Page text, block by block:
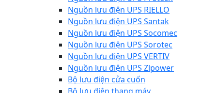
Nguồn lưu điện UPS RIELLO
Nguồn lưu điện UPS Santak
Nguồn lưu điện UPS Socomec
Nguồn lưu điện UPS Sorotec
Nguồn lưu điện UPS VERTIV
Nguồn lưu điện UPS Zlpower
Bộ lưu điện cửa cuốn